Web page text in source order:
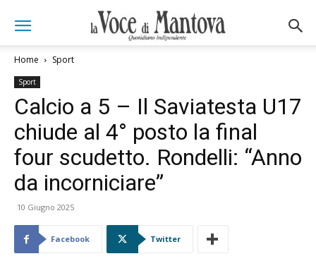
Home Sport
Sport
Calcio a 5 – Il Saviatesta U17
chiude al 4° posto la final
four scudetto. Rondelli: “Anno
da incorniciare”
10 Giugno 2025
Facebook Twitter